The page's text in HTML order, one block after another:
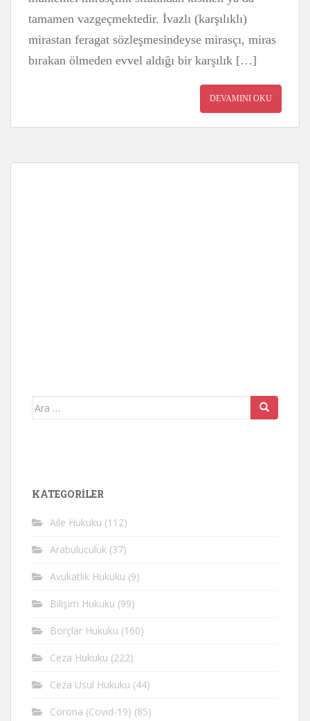
tamamen vazgeçmektedir. İvazlı (karşılıklı)
mirastan feragat sözleşmesindeyse mirasçı, miras
bırakan ölmeden evvel aldığı bir karşılık […]
DEVAMINI OKU
Arama
KATEGORİLER
Aile Hukuku (112)
Arabuluculuk (37)
Avukatlık Hukuku (9)
Bilişim Hukuku (99)
Borçlar Hukuku (160)
Ceza Hukuku (222)
Ceza Usul Hukuku (44)
Corona (Covid-19) (85)